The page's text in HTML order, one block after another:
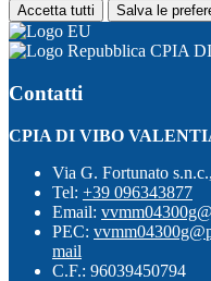
Accetta tutti Salva le
CPIA
Contatti
CPIA DI VIBO
Via G. Fortunato
Tel: +39 096343877
Email:
PEC:
mail
C.F.: 96039450794